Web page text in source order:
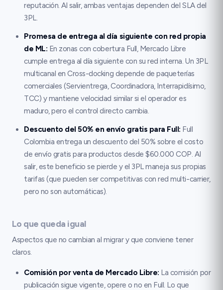
reputación. Al salir, ambas ventajas dependen del SLA del
3PL.
Promesa de entrega al día siguiente con red propia
de ML: En zonas con cobertura Full, Mercado Libre
cumple entrega al día siguiente con su red interna. Un 3PL
multicanal en Cross-docking depende de paqueterías
comerciales (Servientrega, Coordinadora, Interrapidísimo,
TCC) y mantiene velocidad similar si el operador es
maduro, pero el control directo cambia.
Descuento del 50% en envío gratis para Full: Full
Colombia entrega un descuento del 50% sobre el costo
de envío gratis para productos desde $60.000 COP. Al
salir, este beneficio se pierde y el 3PL maneja sus propias
tarifas (que pueden ser competitivas con red multi-carrier,
pero no son automáticas).
Lo que queda igual
Aspectos que no cambian al migrar y que conviene tener
claros.
Comisión por venta de Mercado Libre: La comisión por
publicación sigue vigente, opere o no en Full. Lo que